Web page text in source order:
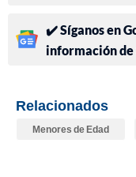
✔️ Síganos en
información de
Relacionados
Menores de Edad